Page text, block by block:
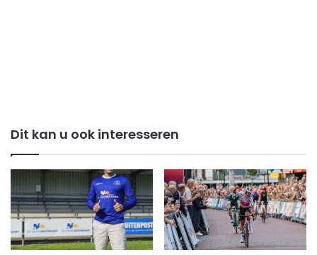
Dit kan u ook interesseren